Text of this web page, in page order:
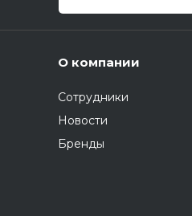
О компании
Сотрудники
Новости
Бренды